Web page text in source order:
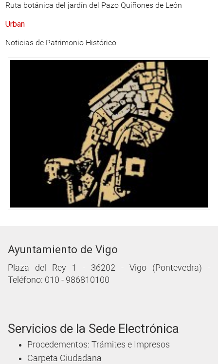
Ruta botánica del jardín del Pazo Quiñones de León
Urban
Noticias de Patrimonio Histórico
Ayuntamiento de Vigo
Plaza del Rey 1 - 36202 - Vigo (Pontevedra) -
Teléfono: 010 - 986810100
Servicios de la Sede Electrónica
Procedementos: Trámites e Impresos
Carpeta Ciudadana